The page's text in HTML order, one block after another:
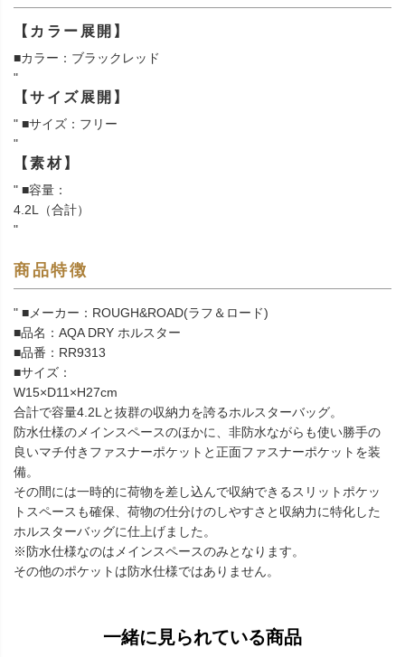
【カラー展開】
■カラー：ブラックレッド
"
【サイズ展開】
" ■サイズ：フリー
"
【素材】
" ■容量：
4.2L（合計）
"
商品特徴
" ■メーカー：ROUGH&ROAD(ラフ＆ロード)
■品名：AQA DRY ホルスター
■品番：RR9313
■サイズ：
W15×D11×H27cm
合計で容量4.2Lと抜群の収納力を誇るホルスターバッグ。
防水仕様のメインスペースのほかに、非防水ながらも使い勝手の
良いマチ付きファスナーポケットと正面ファスナーポケットを装
備。
その間には一時的に荷物を差し込んで収納できるスリットポケッ
トスペースも確保、荷物の仕分けのしやすさと収納力に特化した
ホルスターバッグに仕上げました。
※防水仕様なのはメインスペースのみとなります。
その他のポケットは防水仕様ではありません。
一緒に見られている商品